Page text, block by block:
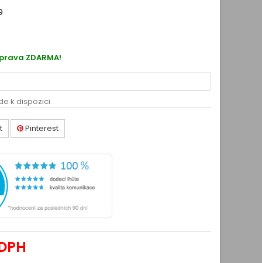
ZDARMA!
k dispozici
Pinterest